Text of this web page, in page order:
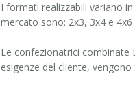
I formati realizzabili variano
mercato sono: 2x3, 3x4 e
Le confezionatrici combinate
esigenze del cliente,